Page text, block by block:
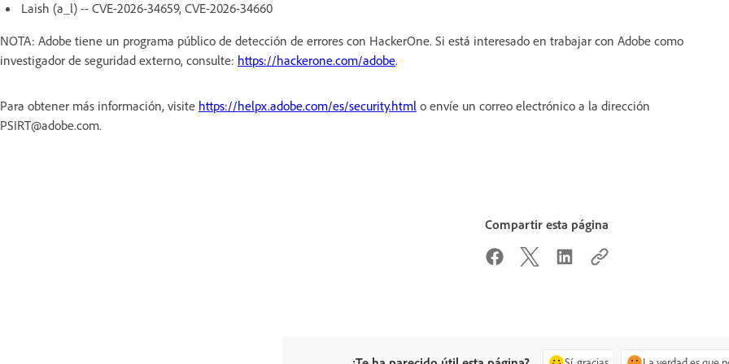
Laish (a_l) -- CVE-2026-34659, CVE-2026-34660
NOTA: Adobe tiene un programa público de detección de errores con HackerOne. Si está interesado en trabajar con Adobe como
investigador de seguridad externo, consulte: https://hackerone.com/adobe.
Para obtener más información, visite https://helpx.adobe.com/es/security.html o envíe un correo electrónico a la dirección
PSIRT@adobe.com.
Compartir esta página